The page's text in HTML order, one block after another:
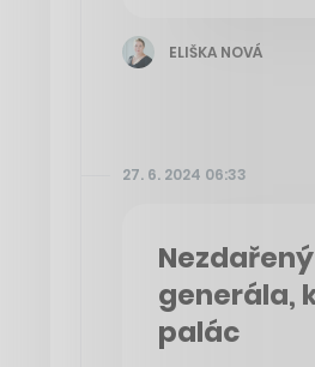
ELIŠKA NOVÁ
27. 6. 2024 06:33
generála,
palác